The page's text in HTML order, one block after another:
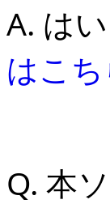
A. は
はこち
Q. 本